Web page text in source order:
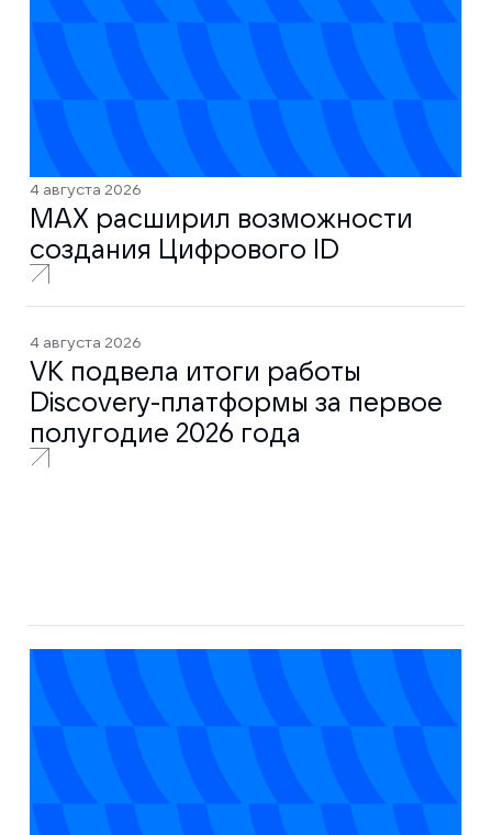
4 августа 2026
MAX расширил возможности
создания Цифрового ID
4 августа 2026
VK подвела итоги работы
Discovery-платформы за первое
полугодие 2026 года